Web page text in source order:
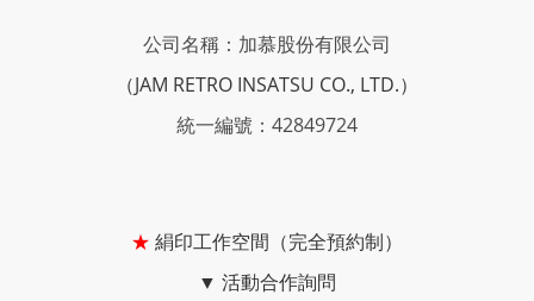
公司名稱：加慕股份有限公司
（JAM RETRO INSATSU CO., LTD.）
統一編號：42849724
★ 絹印工作空間（完全預約制）
▼ 活動合作詢問